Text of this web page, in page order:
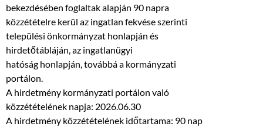
bekezdésében foglaltak alapján 90 napra
közzétételre kerül az ingatlan fekvése szerinti
települési önkormányzat honlapján és
hirdetőtábláján, az ingatlanügyi
hatóság honlapján, továbbá a kormányzati
portálon.
A hirdetmény kormányzati portálon való
közzétételének napja: 2026.06.30
A hirdetmény közzétételének időtartama: 90 nap